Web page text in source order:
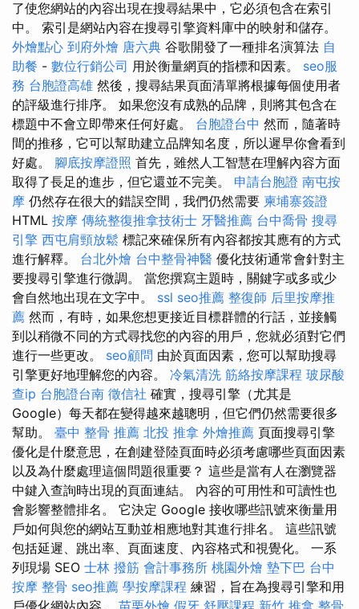
了使您網站的內容出現在搜尋結果中，它必須包含在索引
中。 索引是網站內容在搜尋引擎資料庫中的映射和儲存。
外燴點心 到府外燴 唐六典 谷歌開發了一種排名演算法 自
助餐 - 數位行銷公司 用於衡量網頁的指標和因素。 seo服
務 台胞證高雄 然後，搜尋結果頁面清單將根據每個使用者
的評級進行排序。 如果您沒有成熟的品牌，則將其包含在
標題中不會立即帶來任何好處。 台胞證台中 然而，隨著時
間的推移，它可以幫助建立品牌知名度，所以遲早你會看到
好處。 腳底按摩證照 首先，雖然人工智慧在理解內容方面
取得了長足的進步，但它還並不完美。 申請台胞證 南屯按
摩 仍然存在很大的錯誤空間，我們仍然需要 柬埔寨簽證
HTML 按摩 傳統整復推拿技術士 牙醫推薦 台中喬骨 搜尋
引擎 西屯肩頸放鬆 標記來確保所有內容都按其應有的方式
進行解釋。 台北外燴 台中整骨神醫 優化技術通常會針對主
要搜尋引擎進行微調。 當您撰寫主題時，關鍵字或多或少
會自然地出現在文字中。 ssl seo推薦 整復師 后里按摩推
薦 然而，有時，如果您想更接近目標群體的行話，並接觸
到以稍微不同的方式尋找您的內容的用戶，您就必須對它們
進行一些更改。 seo顧問 由於頁面因素，您可以幫助搜尋
引擎更好地理解您的內容。 冷氣清洗 筋絡按摩課程 玻尿酸
查ip 台胞證台南 徵信社 確實，搜尋引擎（尤其是
Google）每天都在變得越來越聰明，但它們仍然需要很多
幫助。 臺中 整骨 推薦 北投 推拿 外燴推薦 頁面搜尋引擎
優化是什麼意思，在創建登陸頁面時必須考慮哪些頁面因素
以及為什麼處理這個問題很重要？ 這些是當有人在瀏覽器
中鍵入查詢時出現的頁面連結。 內容的可用性和可讀性也
會影響整體排名。 它決定 Google 接收哪些訊號來衡量用
戶如何與您的網站互動並相應地對其進行排名。 這些訊號
包括延遲、跳出率、頁面速度、內容格式和視覺化。 一系
列現場 SEO 士林 撥筋 會計事務所 桃園外燴 墊下巴 台中
按摩 整骨 seo推薦 學按摩課程 練習，旨在為搜尋引擎和用
戶優化網站內容。 苗栗外燴 假牙 舒壓課程 新竹 推拿 整骨